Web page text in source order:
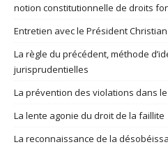
notion constitutionnelle de droits
Entretien avec le Président
La règle du précédent, méthode
jurisprudentielles
La prévention des violations dans le
La lente agonie du droit de la faillite
La reconnaissance de la